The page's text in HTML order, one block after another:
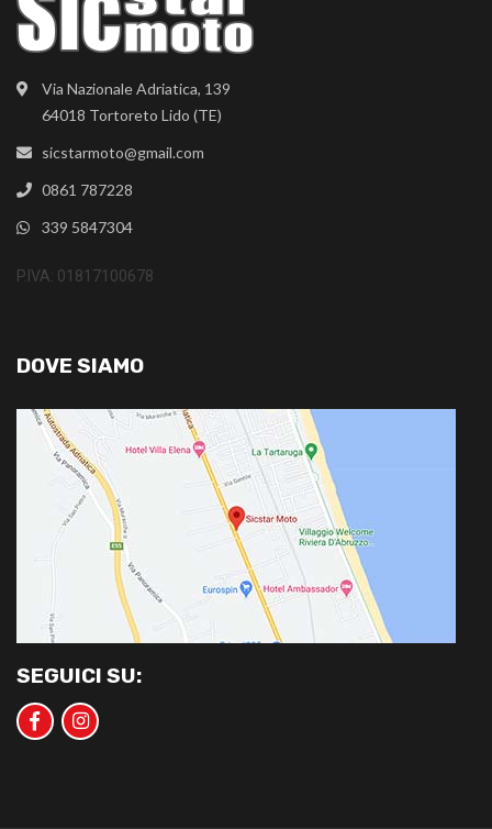
Via Nazionale Adriatica, 139
64018 Tortoreto Lido (TE)
sicstarmoto@gmail.com
0861 787228
339 5847304
P.IVA: 01817100678
DOVE SIAMO
SEGUICI SU: